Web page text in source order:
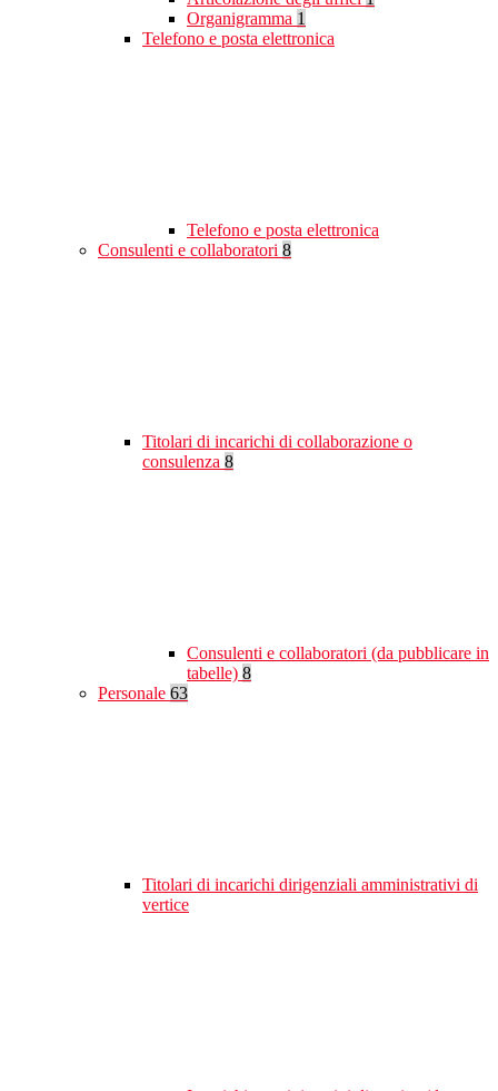
Organigramma 1
Telefono e posta elettronica
Telefono e posta elettronica
Consulenti e collaboratori 8
Titolari di incarichi di collaborazione o
consulenza 8
Consulenti e collaboratori (da pubblicare in
tabelle) 8
Personale 63
Titolari di incarichi dirigenziali amministrativi di
vertice